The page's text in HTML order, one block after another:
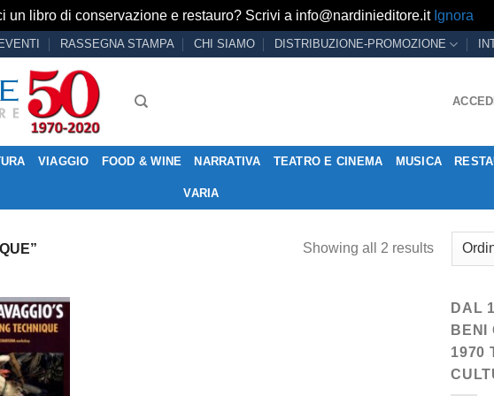
un libro di conservazione e restauro? Scrivi a info@nardinieditore.it Ignora
EVENTI RASSEGNA STAMPA CHI SIAMO DISTRIBUZIONE-PROMOZIONE
ACCEDI
VIAGGIO FOOD & WINE NARRATIVA TEATRO E CINEMA MUSICA
VARIA
Showing all 2 results
Aggiungi
alla lista
DAL
BENI
1970